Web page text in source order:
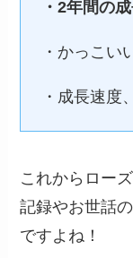
・2年間の
・かっこい
・成長速度
これからロー
記録やお世話
ですよね！